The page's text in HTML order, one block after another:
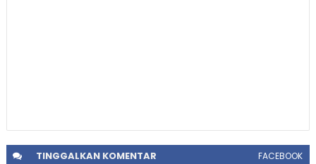
TINGGALKANKOMENTAR FACEBOOK